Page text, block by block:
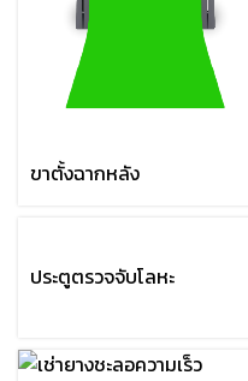
ขาตั้งฉากหลัง
ประตูตรวจจับโลหะ